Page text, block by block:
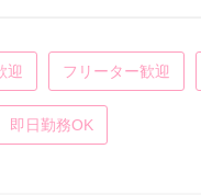
迎 フリーター歓迎
即日勤務OK